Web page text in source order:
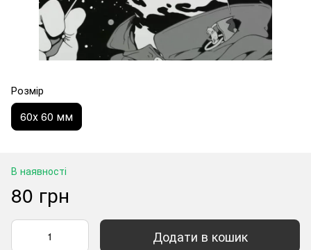
Розмір
60х 60 мм
В наявності
80 грн
Додати в кошик